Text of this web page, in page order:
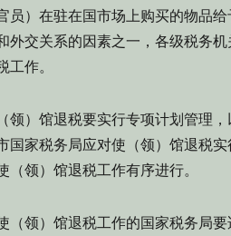
员）在驻在国市场上购买的物品
外交关系的因素之一，各级税务
工作。
领）馆退税要实行专项计划管理
国家税务局应对使（领）馆退税
（领）馆退税工作有序进行。
（领）馆退税工作的国家税务局